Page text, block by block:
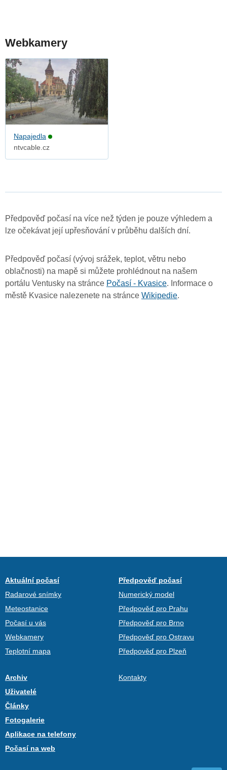
Webkamery
Napajedla
ntvcable.cz
Předpověď počasí na více než týden je pouze výhledem a
lze očekávat její upřesňování v průběhu dalších dní.
Předpověď počasí (vývoj srážek, teplot, větru nebo
oblačnosti) na mapě si můžete prohlédnout na našem
portálu Ventusky na stránce Počasí - Kvasice. Informace o
městě Kvasice nalezenete na stránce Wikipedie.
Aktuální počasí
Radarové snímky
Meteostanice
Počasí u vás
Webkamery
Teplotní mapa
Předpověď počasí
Numerický model
Předpověď pro Prahu
Předpověď pro Brno
Předpověď pro Ostravu
Předpověď pro Plzeň
Archiv
Uživatelé
Články
Fotogalerie
Aplikace na telefony
Počasí na web
Kontakty